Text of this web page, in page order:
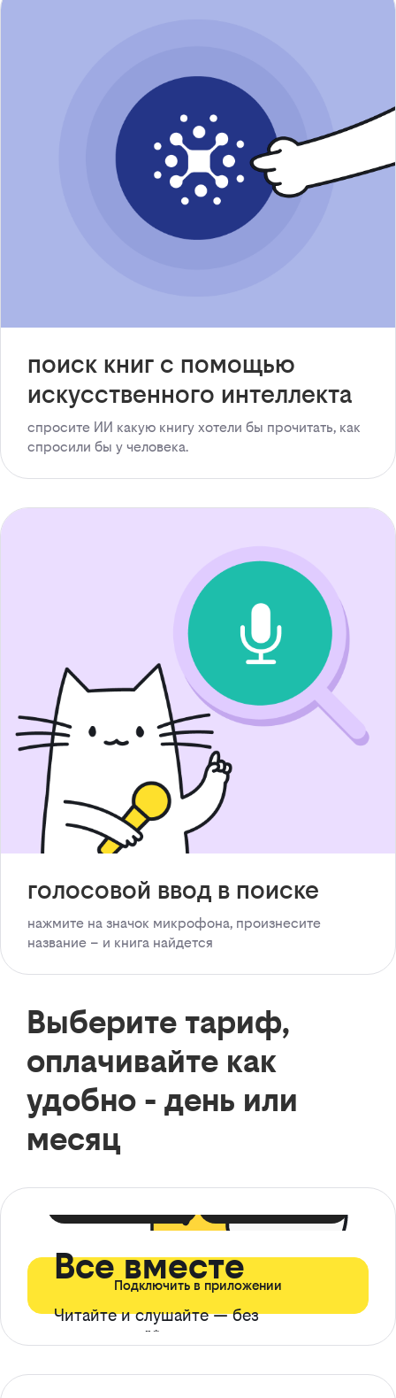
поиск книг с помощью
искусственного интеллекта
спросите ИИ какую книгу хотели бы прочитать, как
спросили бы у человека.
голосовой ввод в поиске
нажмите на значок микрофона, произнесите
название – и книга найдется
Выберите тариф,
оплачивайте как
удобно - день или
месяц
Все вместе
Читайте и слушайте — без
ограничений*
Подключить в приложении